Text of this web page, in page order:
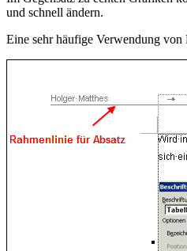
und schnell ändern.
Eine sehr häufige Verwendung